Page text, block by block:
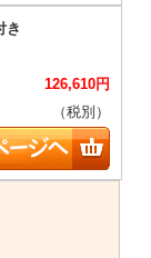
126,610円
（税別）